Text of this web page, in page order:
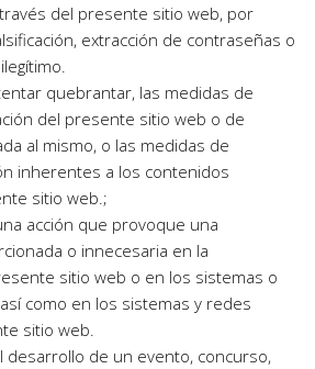
del presente sitio web, por
extracción de contraseñas o
quebrantar, las medidas de
del presente sitio web o de
al mismo, o las medidas de
inherentes a los contenidos
sitio web.;
acción que provoque una
o innecesaria en la
sitio web o en los sistemas o
como en los sistemas y redes
sitio web.
desarrollo de un evento, concurso,